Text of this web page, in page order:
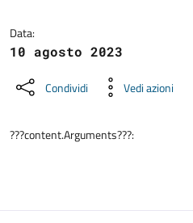
Data:
10 agosto 2023
Condividi Vedi azioni
???content.Arguments???: